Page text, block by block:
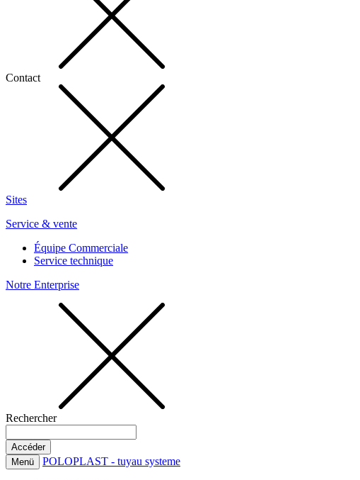
Contact
Sites
Service & vente
Équipe Commerciale
Service technique
Notre Enterprise
Rechercher
Menü POLOPLAST - tuyau systeme